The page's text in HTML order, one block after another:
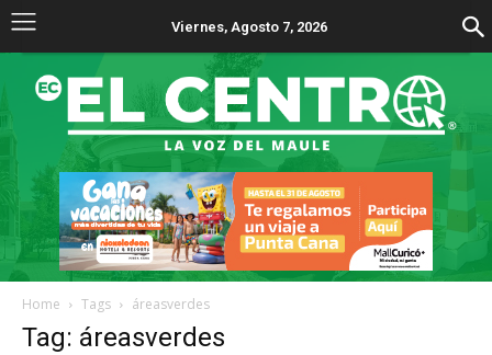
Viernes, Agosto 7, 2026
Home Tags áreasverdes
Tag: áreasverdes